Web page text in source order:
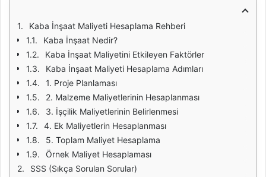
Kaba İnşaat Maliyeti Hesaplama Rehberi
Kaba İnşaat Nedir?
Kaba İnşaat Maliyetini Etkileyen Faktörler
Kaba İnşaat Maliyeti Hesaplama Adımları
1. Proje Planlaması
2. Malzeme Maliyetlerinin Hesaplanması
3. İşçilik Maliyetlerinin Belirlenmesi
4. Ek Maliyetlerin Hesaplanması
5. Toplam Maliyet Hesaplama
Örnek Maliyet Hesaplaması
SSS (Sıkça Sorulan Sorular)